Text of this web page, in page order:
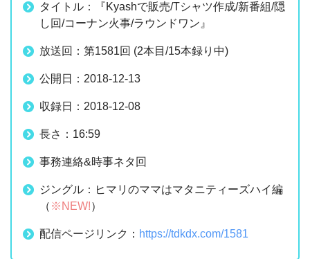
タイトル：『Kyashで販売/Tシャツ作成/新番組/隠
し回/コーナン火事/ラウンドワン』
放送回：第1581回 (2本目/15本録り中)
公開日：2018-12-13
収録日：2018-12-08
長さ：16:59
事務連絡&時事ネタ回
ジングル：ヒマリのママはマタニティーズハイ編
（ ※NEW!）
配信ページリンク： https://tdkdx.com/1581